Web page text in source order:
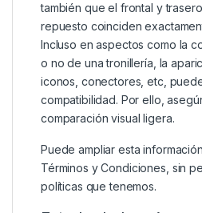
también que el frontal y
repuesto coinciden
Incluso en aspectos como la
o no de una tronillería, la
iconos, conectores, etc,
compatibilidad. Por ello,
comparación visual ligera.
Puede ampliar esta
Términos y Condiciones , sin
políticas que tenemos.